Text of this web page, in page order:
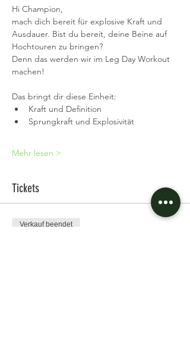
Hi Champion,
mach dich bereit für explosive Kraft und
Ausdauer. Bist du bereit, deine Beine auf
Hochtouren zu bringen?
Denn das werden wir im Leg Day Workout
machen!
Das bringt dir diese Einheit:
Kraft und Definition
Sprungkraft und Explosivität
Mehr lesen >
Tickets
Verkauf beendet